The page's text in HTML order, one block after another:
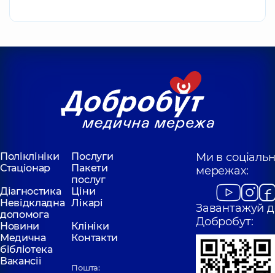
Поліклініки
Послуги
Стаціонар
Пакети
послуг
Діагностика
Ціни
Невідкладна
допомога
Лікарі
Новини
Клініки
Медична
бібліотека
Контакти
Вакансії
Пошта:
Ми в
мережах:
Завантажуй
Добробут: